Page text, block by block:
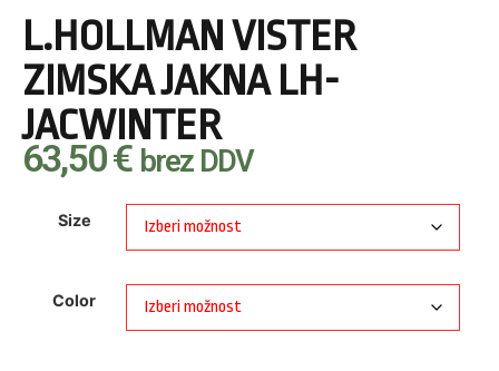
L.HOLLMAN VISTER
ZIMSKA JAKNA LH-
JACWINTER
63,50€ brez DDV
Size
Color